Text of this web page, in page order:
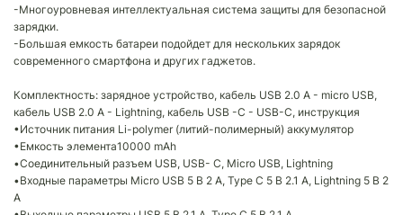
-Многоуровневая интеллектуальная система защиты для безопасной
зарядки.
-Большая емкость батареи подойдет для нескольких зарядок
современного смартфона и других гаджетов.
Комплектность: зарядное устройство, кабель USB 2.0 A - micro USB,
кабель USB 2.0 A - Lightning, кабель USB -C - USB-C, инструкция
•Источник питания Li-polymer (литий-полимерный) аккумулятор
•Емкость элемента10000 mAh
•Соединительный разъем USB, USB- C, Micro USB, Lightning
•Входные параметры Micro USB 5 В 2 А, Type C 5 В 2.1 А, Lightning 5 В 2
А